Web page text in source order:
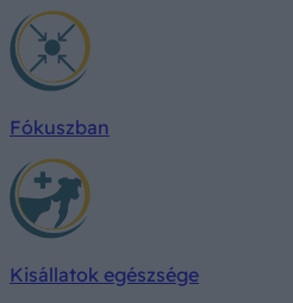
Fókuszban
Kisállatok egészsége